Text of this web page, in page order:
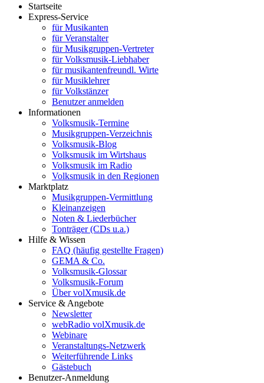
Startseite
Express-Service
für Musikanten
für Veranstalter
für Musikgruppen-Vertreter
für Volksmusik-Liebhaber
für musikantenfreundl. Wirte
für Musiklehrer
für Volkstänzer
Benutzer anmelden
Informationen
Volksmusik-Termine
Musikgruppen-Verzeichnis
Volksmusik-Blog
Volksmusik im Wirtshaus
Volksmusik im Radio
Volksmusik in den Regionen
Marktplatz
Musikgruppen-Vermittlung
Kleinanzeigen
Noten & Liederbücher
Tonträger (CDs u.a.)
Hilfe & Wissen
FAQ (häufig gestellte Fragen)
GEMA & Co.
Volksmusik-Glossar
Volksmusik-Forum
Über volXmusik.de
Service & Angebote
Newsletter
webRadio volXmusik.de
Webinare
Veranstaltungs-Netzwerk
Weiterführende Links
Gästebuch
Benutzer-Anmeldung